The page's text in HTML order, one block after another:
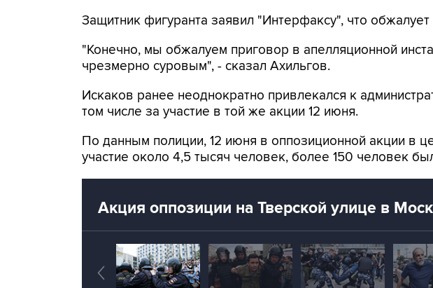
Защитник фигуранта заявил "Интерфаксу", что
"Конечно, мы обжалуем приговор в апелляционной
чрезмерно суровым", - сказал Ахильгов.
Искаков ранее неоднократно привлекался к
том числе за участие в той же акции 12 июня.
По данным полиции, 12 июня в оппозиционной акции в
участие около 4,5 тысяч человек, более 150 человек
Акция оппозиции на Тверской улице в